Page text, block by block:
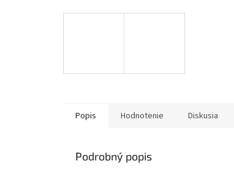
Popis Hodnotenie Diskusia
Podrobný popis